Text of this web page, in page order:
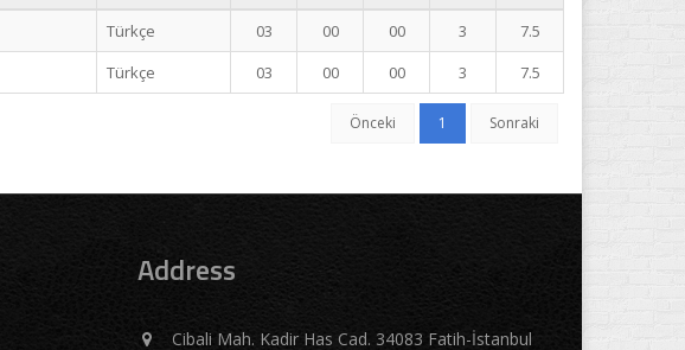
Türkçe 03 00 00 3
7.5
Türkçe 03 00 00 3 7.5
Önceki 1 Sonraki
Address
Cibali Mah. Kadir Has Cad. 34083 Fatih-İstanbul